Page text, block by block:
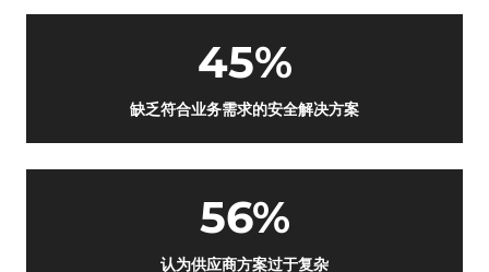
45%
缺乏符合业务需求的安全解决方案
56%
认为供应商方案过于复杂